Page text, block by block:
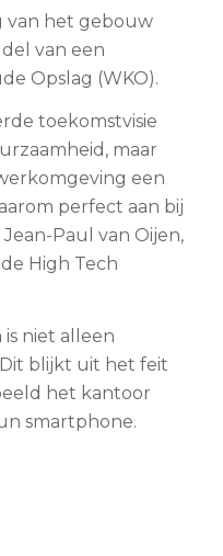
van het gebouw
van een
Opslag (WKO).
toekomstvisie
maar
een
perfect aan bij
Paul van Oijen,
High Tech
niet alleen
blijkt uit het feit
het kantoor
smartphone.